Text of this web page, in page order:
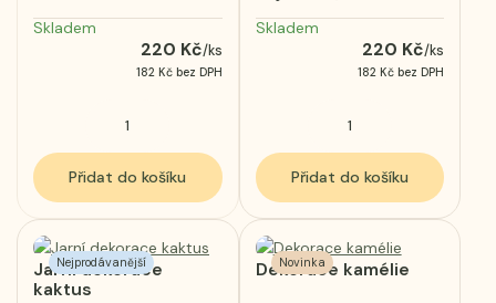
220 Kč/ks
182 Kč bez DPH
Skladem
Přidat do košíku
220 Kč/ks
182 Kčbez DPH
Skladem
Přidat do košíku
Nejprodávanější
Jarní dekorace
kaktus
Novinka
Dekorace kamélie